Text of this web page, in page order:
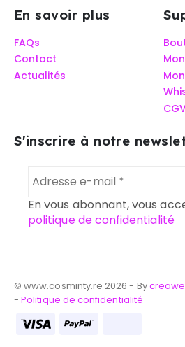
En savoir plus
FAQs
Contact
Actualités
S'inscrire à notre
En vous abonnant, vous
politique de confidentialité
© www.cosminty.re 2026 - By
-Politique de confidentialité